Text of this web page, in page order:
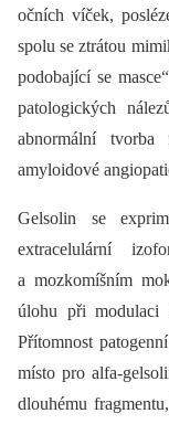
očních víček,
spolu se ztrátou
podobající se
patologických
abnormální
amyloidové
Gelsolin se
extracelulární
a mozkomíšním
úlohu při modulaci
Přítomnost
místo pro alfa-
dlouhému